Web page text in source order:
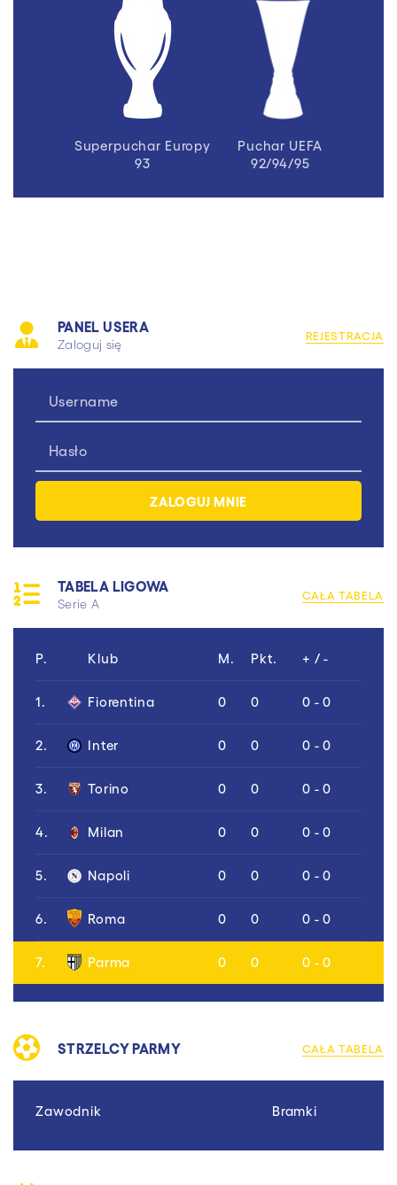
PANEL USERA
Zaloguj się
REJESTRACJA
TABELA LIGOWA
Serie A
CAŁA TABELA
P. Klub M. Pkt. + / -
1. Fiorentina 0 0 0 - 0
2. Inter 0 0 0 - 0
3. Torino 0 0 0 - 0
4. Milan 0 0 0 - 0
5. Napoli 0 0 0 - 0
6. Roma 0 0 0 - 0
7. Parma 0 0 0 - 0
STRZELCY PARMY CAŁA TABELA
Zawodnik Bramki
Superpuchar Europy
93
Puchar UEFA
92/94/95